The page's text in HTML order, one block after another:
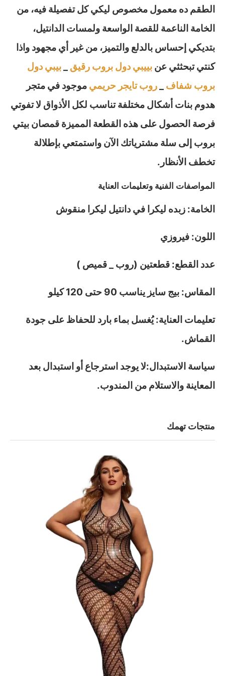
الطقم ده معمول مخصوص ليكي كل تفصيلة فيه، من
الخامة الناعمة للقصة الواسعة ولمسات الدانتيل،
بتديكي إحساس بالدلع والتميز، من غير أي مجهود واذا
كنتي تبحثثي عن بييبي دول بروب رقيق
بيبي دول
بروب شفاف
روب تايجر حريمي موجود في متجر
هدوم بنات أشكال مختلفة تناسب لكل الأذواق لا تفوتي
فرصة الحصول على هذه القطعة المميزة قمصان بيتي
بروب إلى سلة مشترياتك الآن واستمتعي بإطلالة
تخطف الأنظار.
المواصفات الفنية وتعليمات العناية
الخامة: زبده ليكرا في دانتيل ليكرا منقوش
اللون: فيروزي
عدد القطع: قطعتين (روب _ قميص )
المقاس: بيج سايز يناسب 90 حتى 120 كيلو
تعليمات العناية: يُغسل بماء بارد للحفاظ على جودة
القماش.
سياسة الاستبدال:لا يوجد استرجاع أو استبدال بعد
المعاينة والاستلام من المندوب.
منتجات تهمك